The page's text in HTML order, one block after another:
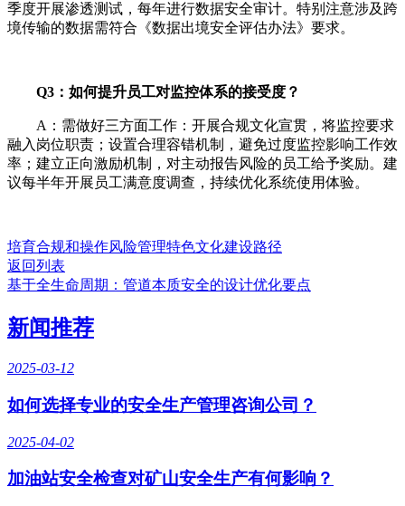
季度开展渗透测试，每年进行数据安全审计。特别注意涉及跨
境传输的数据需符合《数据出境安全评估办法》要求。
Q3：如何提升员工对监控体系的接受度？
A：需做好三方面工作：开展合规文化宣贯，将监控要求
融入岗位职责；设置合理容错机制，避免过度监控影响工作效
率；建立正向激励机制，对主动报告风险的员工给予奖励。建
议每半年开展员工满意度调查，持续优化系统使用体验。
培育合规和操作风险管理特色文化建设路径
返回列表
基于全生命周期：管道本质安全的设计优化要点
新闻推荐
2025-03-12
如何选择专业的安全生产管理咨询公司？
2025-04-02
加油站安全检查对矿山安全生产有何影响？